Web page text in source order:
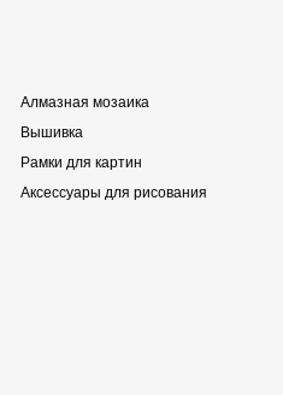
Алмазная мозаика
Вышивка
Рамки для картин
Аксессуары для рисования